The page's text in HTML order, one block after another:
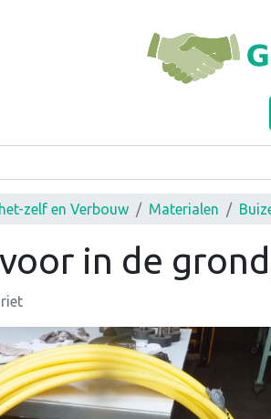
zelf en Verbouw Materialen
in de